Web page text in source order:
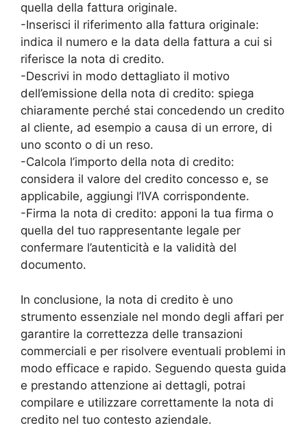
quella della fattura originale.
-Inserisci il riferimento alla fattura originale:
indica il numero e la data della fattura a cui si
riferisce la nota di credito.
-Descrivi in modo dettagliato il motivo
dell’emissione della nota di credito: spiega
chiaramente perché stai concedendo un credito
al cliente, ad esempio a causa di un errore, di
uno sconto o di un reso.
-Calcola l’importo della nota di credito:
considera il valore del credito concesso e, se
applicabile, aggiungi l’IVA corrispondente.
-Firma la nota di credito: apponi la tua firma o
quella del tuo rappresentante legale per
confermare l’autenticità e la validità del
documento.
In conclusione, la nota di credito è uno
strumento essenziale nel mondo degli affari per
garantire la correttezza delle transazioni
commerciali e per risolvere eventuali problemi in
modo efficace e rapido. Seguendo questa guida
e prestando attenzione ai dettagli, potrai
compilare e utilizzare correttamente la nota di
credito nel tuo contesto aziendale.